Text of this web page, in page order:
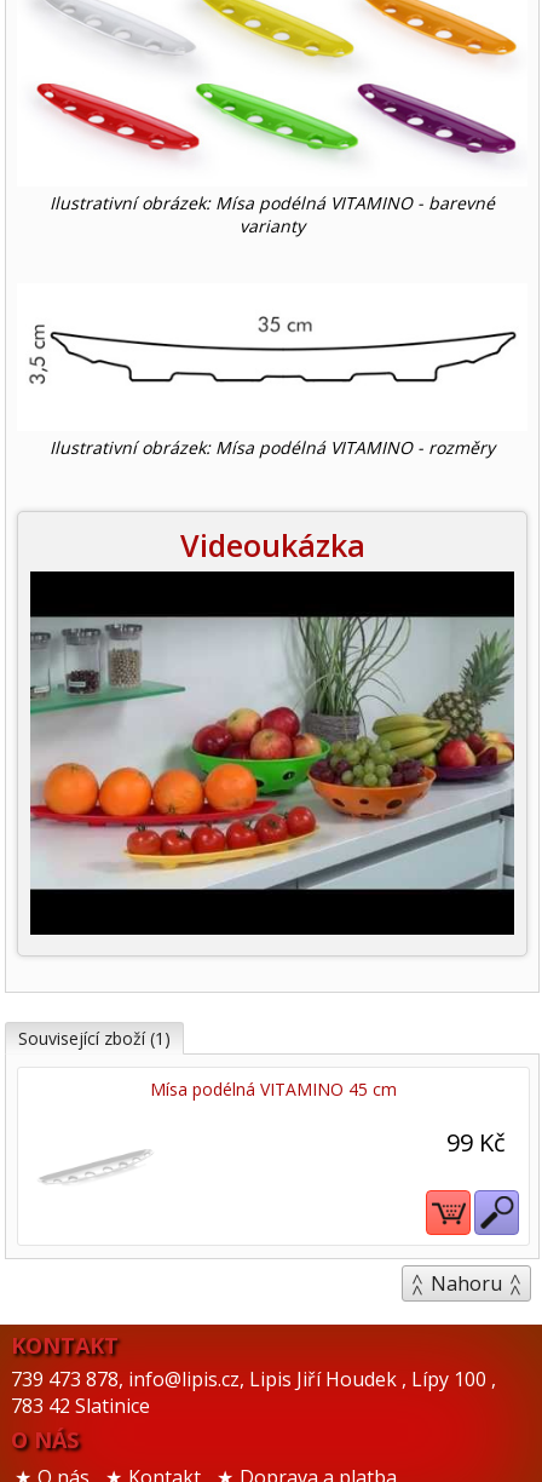
Ilustrativní obrázek: Mísa podélná VITAMINO - barevné
varianty
Ilustrativní obrázek: Mísa podélná VITAMINO - rozměry
Videoukázka
Související zboží (1)
Mísa podélná VITAMINO 45 cm
99 Kč
Nahoru
KONTAKT
739 473 878, info@lipis.cz, Lipis Jiří Houdek , Lípy 100 ,
783 42 Slatinice
O NÁS
O nás Kontakt Doprava a platba